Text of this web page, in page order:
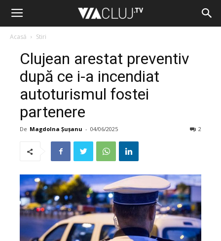
Acasă Stiri
Clujean arestat preventiv
după ce i-a incendiat
autoturismul fostei
partenere
De Magdolna Șușanu - 04/06/2025 2